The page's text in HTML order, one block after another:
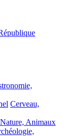
Cerveau,
Animaux